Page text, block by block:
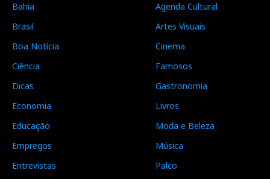
Bahia
Brasil
Boa Notícia
Ciência
Dicas
Economia
Educação
Empregos
Entrevistas
Agenda Cultural
Artes Visuais
Cinema
Famosos
Gastronomia
Livros
Moda e Beleza
Música
Palco